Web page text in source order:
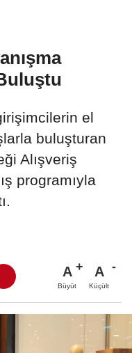
el
buluşturan
Alışveriş
programıyla
A
Büyüt
A
Küçült